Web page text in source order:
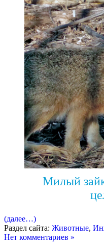
Милый
(далее…)
Раздел сайта: Животные,
Нет комментариев »